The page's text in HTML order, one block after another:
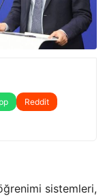
Reddit
sistemleri,